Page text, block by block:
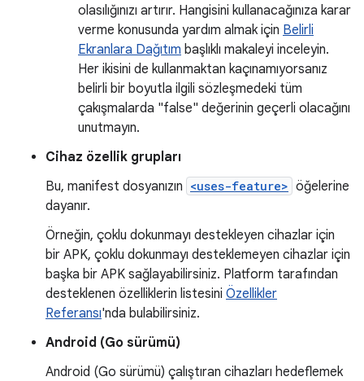
olasılığınızı artırır. Hangisini kullanacağınıza karar
verme konusunda yardım almak için Belirli
Ekranlara Dağıtım başlıklı makaleyi inceleyin.
Her ikisini de kullanmaktan kaçınamıyorsanız
belirli bir boyutla ilgili sözleşmedeki tüm
çakışmalarda "false" değerinin geçerli olacağını
unutmayın.
Cihaz özellik grupları
Bu, manifest dosyanızın <uses-feature> öğelerine
dayanır.
Örneğin, çoklu dokunmayı destekleyen cihazlar için
bir APK, çoklu dokunmayı desteklemeyen cihazlar için
başka bir APK sağlayabilirsiniz. Platform tarafından
desteklenen özelliklerin listesini Özellikler
Referansı'nda bulabilirsiniz.
Android (Go sürümü)
Android (Go sürümü) çalıştıran cihazları hedeflemek